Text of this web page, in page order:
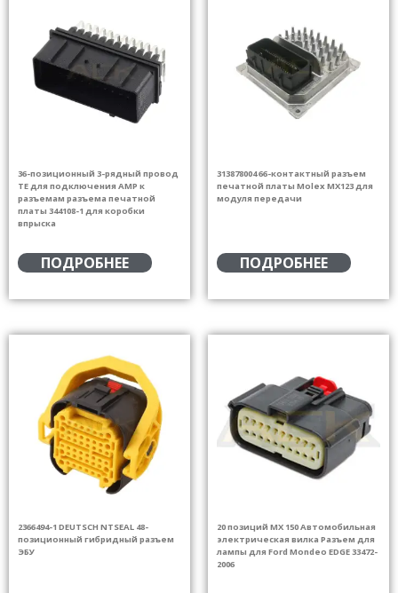
36-позиционный 3-рядный провод
TE для подключения AMP к
разъемам разъема печатной
платы 344108-1 для коробки
впрыска
ПОДРОБНЕЕ
313878004 66-контактный разъем
печатной платы Molex MX123 для
модуля передачи
ПОДРОБНЕЕ
2366494-1 DEUTSCH NTSEAL 48-
позиционный гибридный разъем
ЭБУ
20 позиций MX 150 Автомобильная
электрическая вилка Разъем для
лампы для Ford Mondeo EDGE 33472-
2006